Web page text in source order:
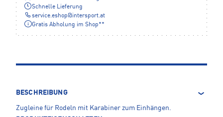
Schnelle Lieferung
service.eshop@intersport.at
Gratis Abholung im Shop**
BESCHREIBUNG
Zugleine für Rodeln mit Karabiner zum Einhängen.